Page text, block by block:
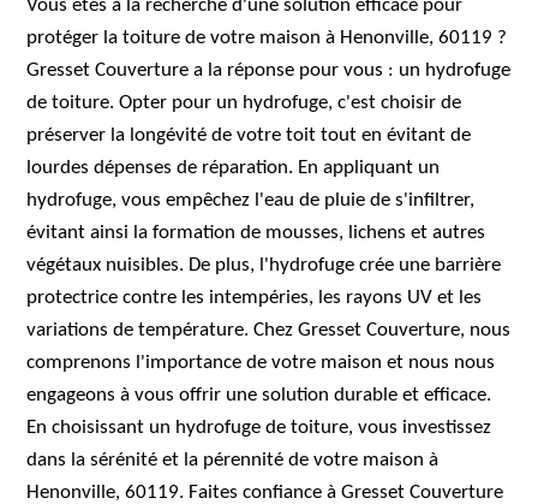
Vous êtes à la recherche d'une solution efficace pour
protéger la toiture de votre maison à Henonville, 60119 ?
Gresset Couverture a la réponse pour vous : un hydrofuge
de toiture. Opter pour un hydrofuge, c'est choisir de
préserver la longévité de votre toit tout en évitant de
lourdes dépenses de réparation. En appliquant un
hydrofuge, vous empêchez l'eau de pluie de s'infiltrer,
évitant ainsi la formation de mousses, lichens et autres
végétaux nuisibles. De plus, l'hydrofuge crée une barrière
protectrice contre les intempéries, les rayons UV et les
variations de température. Chez Gresset Couverture, nous
comprenons l'importance de votre maison et nous nous
engageons à vous offrir une solution durable et efficace.
En choisissant un hydrofuge de toiture, vous investissez
dans la sérénité et la pérennité de votre maison à
Henonville, 60119. Faites confiance à Gresset Couverture